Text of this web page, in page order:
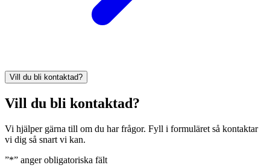
Vill du bli kontaktad?
Vill du bli kontaktad?
Vi hjälper gärna till om du har frågor. Fyll i formuläret så kontaktar
vi dig så snart vi kan.
”*” anger obligatoriska fält